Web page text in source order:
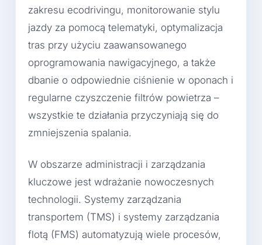
zakresu ecodrivingu, monitorowanie stylu
jazdy za pomocą telematyki, optymalizacja
tras przy użyciu zaawansowanego
oprogramowania nawigacyjnego, a także
dbanie o odpowiednie ciśnienie w oponach i
regularne czyszczenie filtrów powietrza –
wszystkie te działania przyczyniają się do
zmniejszenia spalania.
W obszarze administracji i zarządzania
kluczowe jest wdrażanie nowoczesnych
technologii. Systemy zarządzania
transportem (TMS) i systemy zarządzania
flotą (FMS) automatyzują wiele procesów,